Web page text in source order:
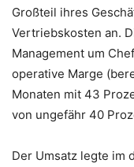
Großteil ihres
Vertriebskosten an.
Management um
operative Marge
Monaten mit 43
von ungefähr 40
Der Umsatz legte im